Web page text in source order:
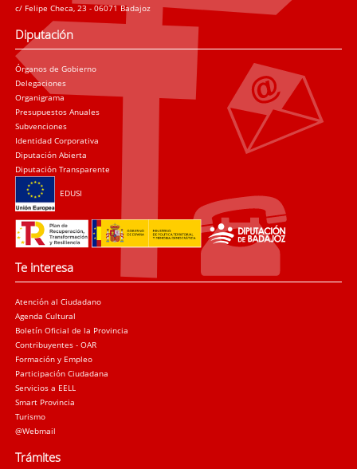
c/ Felipe Checa, 23 - 06071 Badajoz
Diputación
Órganos de Gobierno
Delegaciones
Organigrama
Presupuestos Anuales
Subvenciones
Identidad Corporativa
Diputación Abierta
Diputación Transparente
EDUSI
Te interesa
Atención al Ciudadano
Agenda Cultural
Boletín Oficial de la Provincia
Contribuyentes - OAR
Formación y Empleo
Participación Ciudadana
Servicios a EELL
Smart Provincia
Turismo
@Webmail
Trámites